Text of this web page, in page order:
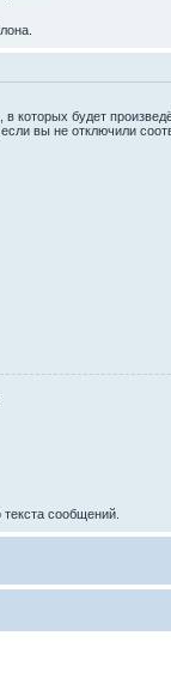
которых будет
вы не отключили
сообщений.